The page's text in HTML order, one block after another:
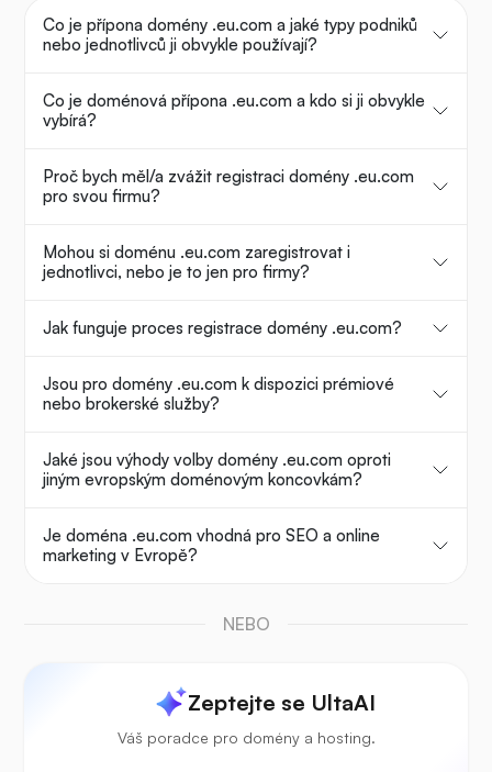
Co je přípona domény .eu.com a jaké typy podniků
nebo jednotlivců ji obvykle používají?
Co je doménová přípona .eu.com a kdo si ji obvykle
vybírá?
Proč bych měl/a zvážit registraci domény .eu.com
pro svou firmu?
Mohou si doménu .eu.com zaregistrovat i
jednotlivci, nebo je to jen pro firmy?
Jak funguje proces registrace domény .eu.com?
Jsou pro domény .eu.com k dispozici prémiové
nebo brokerské služby?
Jaké jsou výhody volby domény .eu.com oproti
jiným evropským doménovým koncovkám?
Je doména .eu.com vhodná pro SEO a online
marketing v Evropě?
NEBO
Zeptejte se UltaAI
Váš poradce pro domény a hosting.